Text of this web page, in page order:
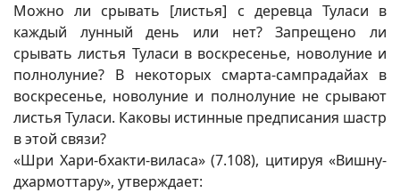
Можно ли срывать [листья] с деревца Туласи в
каждый лунный день или нет? Запрещено ли
срывать листья Туласи в воскресенье, новолуние и
полнолуние? В некоторых смарта-сампрадайах в
воскресенье, новолуние и полнолуние не срывают
листья Туласи. Каковы истинные предписания шастр
в этой связи?
«Шри Хари-бхакти-виласа» (7.108), цитируя «Вишну-
дхармоттару», утверждает: